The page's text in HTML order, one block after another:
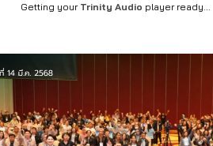
Getting your Trinity Audio player ready...